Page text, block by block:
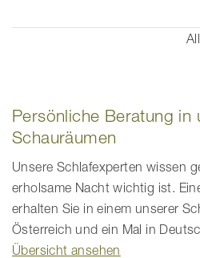
Persönliche Beratung in
Schauräumen
Unsere Schlafexperten wissen
erholsame Nacht wichtig ist.
erhalten Sie in einem unserer
Österreich und ein Mal in
Übersicht ansehen